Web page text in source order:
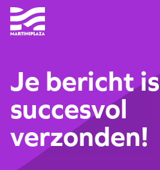
Je bericht is
succesvol
verzonden!